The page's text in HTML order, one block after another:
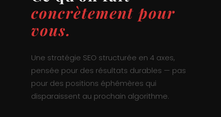
concrètement pour
vous.
Une stratégie SEO structurée en 4 axes,
pensée pour des résultats durables — pas
pour des positions éphémères qui
disparaissent au prochain algorithme.